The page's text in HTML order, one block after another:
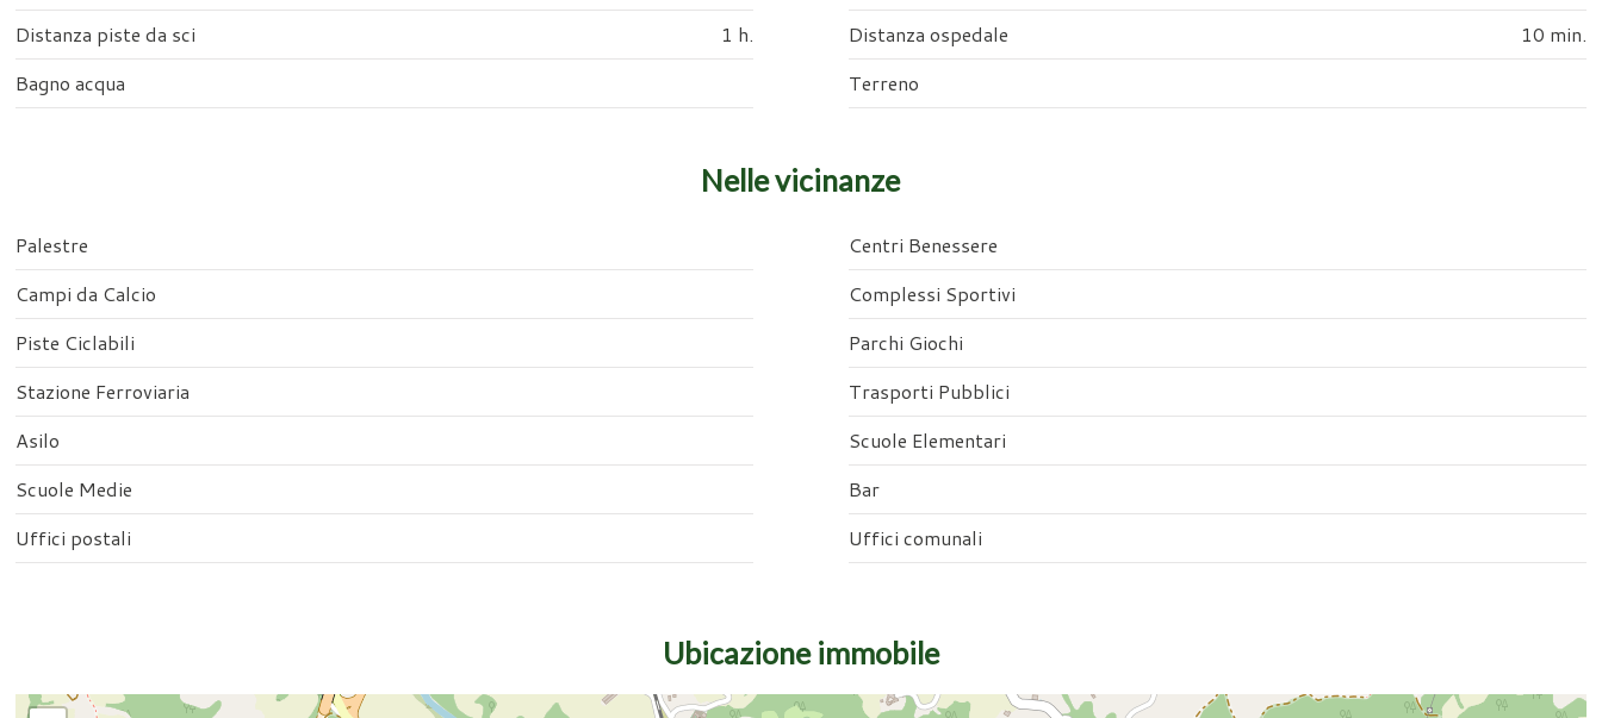
Distanza piste da sci
1 h. Distanza ospedale
10 min.
Bagno acqua
Terreno
Nelle vicinanze
Palestre
Centri Benessere
Campi da Calcio
Complessi Sportivi
Piste Ciclabili
Parchi Giochi
Stazione Ferroviaria
Trasporti Pubblici
Asilo
Scuole Elementari
Scuole Medie
Bar
Uffici postali
Uffici comunali
Ubicazione immobile